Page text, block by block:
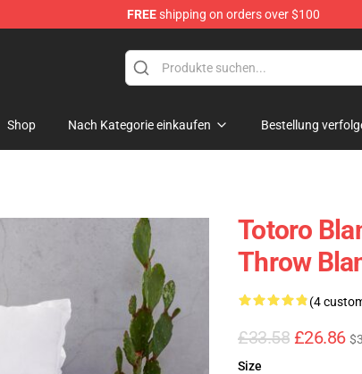
FREEshipping on orders over $100
Shop Nach Kategorie einkaufen Bestellung
Totoro
Throw
(4
£33.58 £26.86
Size